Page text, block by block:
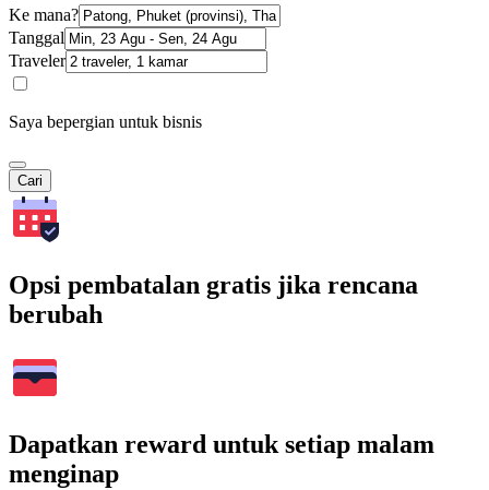
Ke mana?
Tanggal
Traveler
Saya bepergian untuk bisnis
Cari
Opsi pembatalan gratis jika rencana
berubah
Dapatkan reward untuk setiap malam
menginap